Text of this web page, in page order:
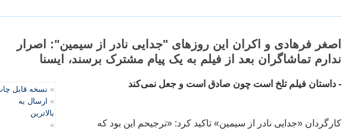
اصغر فرهادی و اکران اين روزهای "جدايی نادر از سيمين": اصرار
ندارم تماشاگران بعد از فيلم به يک پيام مشترک برسند، ايسنا
» نسخه قابل
» ارسال به
بالاترین
»
- داستان فيلم تلخ است چون صادق است و جعل نمی‌کند
کارگردان «جدايی نادر از سيمين» تاکيد کرد: «ترجيحم اين بود که